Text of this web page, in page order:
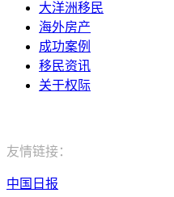
大洋洲移民
海外房产
成功案例
移民资讯
关于权际
友情链接：
中国日报